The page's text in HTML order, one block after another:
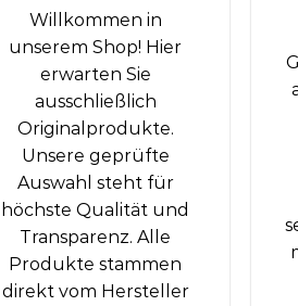
Willkommen in
unserem Shop! Hier
erwarten Sie
ausschließlich
Originalprodukte.
Unsere geprüfte
Auswahl steht für
höchste Qualität und
Transparenz. Alle
Produkte stammen
direkt vom Hersteller